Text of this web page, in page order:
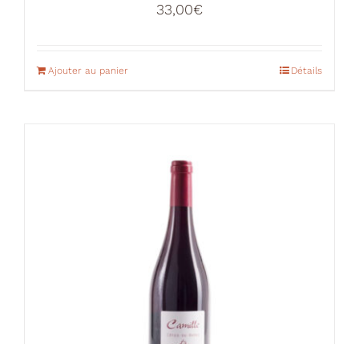
33,00€
Ajouter au panier Détails